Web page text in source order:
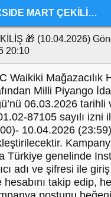
XSIDE MART ÇEKİLİŞ 🎁 (10.04.2026)
🎁 (10.04.2026)
20:10
Waikiki Mağazacılık
Milli Piyango
06.03.2026 tarihli
87105 sayılı izni
10.04.2026
Türkiye genelinde
adı ve şifresi ile giriş
takip edip,